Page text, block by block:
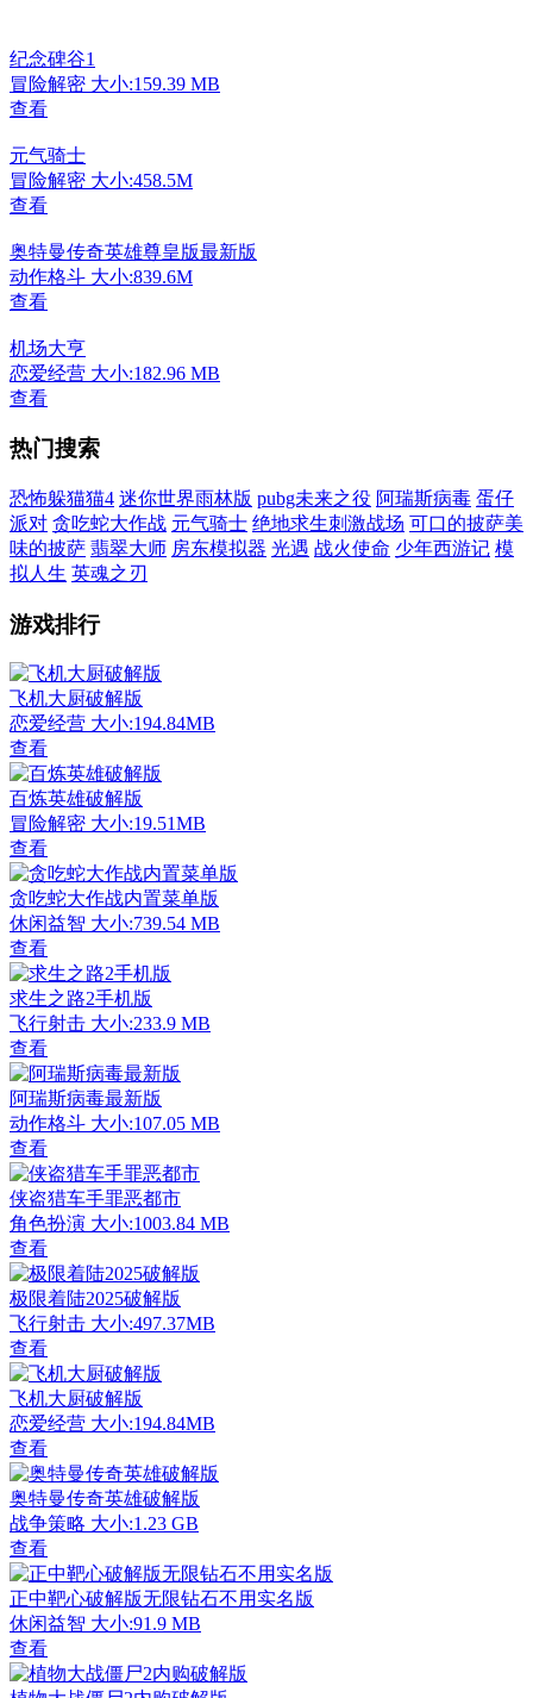
纪念碑谷1
冒险解密 大小:159.39 MB
查看
元气骑士
冒险解密 大小:458.5M
查看
奥特曼传奇英雄尊皇版最新版
动作格斗 大小:839.6M
查看
机场大亨
恋爱经营 大小:182.96 MB
查看
热门搜索
恐怖躲猫猫4 迷你世界雨林版 pubg未来之役 阿瑞斯病毒 蛋仔
派对 贪吃蛇大作战 元气骑士 绝地求生刺激战场 可口的披萨美
味的披萨 翡翠大师 房东模拟器 光遇 战火使命 少年西游记 模
拟人生 英魂之刃
游戏排行
飞机大厨破解版
恋爱经营 大小:194.84MB
查看
百炼英雄破解版
冒险解密 大小:19.51MB
查看
贪吃蛇大作战内置菜单版
休闲益智 大小:739.54 MB
查看
求生之路2手机版
飞行射击 大小:233.9 MB
查看
阿瑞斯病毒最新版
动作格斗 大小:107.05 MB
查看
侠盗猎车手罪恶都市
角色扮演 大小:1003.84 MB
查看
极限着陆2025破解版
飞行射击 大小:497.37MB
查看
飞机大厨破解版
恋爱经营 大小:194.84MB
查看
奥特曼传奇英雄破解版
战争策略 大小:1.23 GB
查看
正中靶心破解版无限钻石不用实名版
休闲益智 大小:91.9 MB
查看